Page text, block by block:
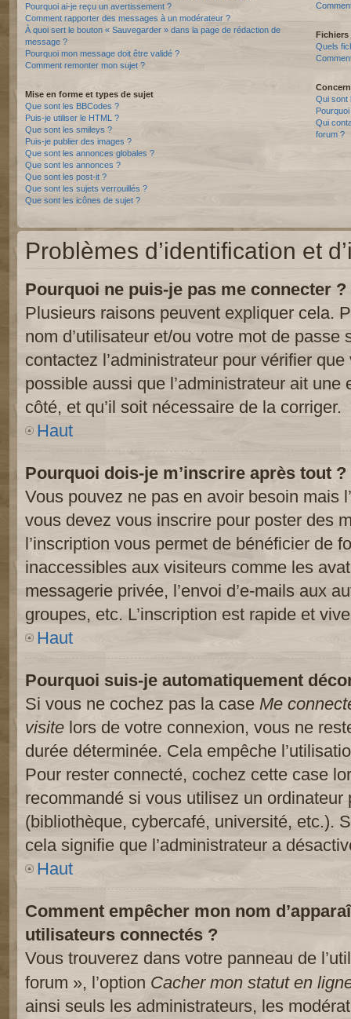
Pourquoi ai-je reçu un avertissement ?
Comment rapporter des messages à un modérateur ?
À quoi sert le bouton « Sauvegarder » dans la page de rédaction de
message ?
Pourquoi mon message doit être validé ?
Comment remonter mon sujet ?
Mise en forme et types de sujet
Que sont les BBCodes ?
Puis-je utiliser le HTML ?
Que sont les smileys ?
Puis-je publier des images ?
Que sont les annonces globales ?
Que sont les annonces ?
Que sont les post-it ?
Que sont les sujets verrouillés ?
Que sont les icônes de sujet ?
Quels
Qui sont
Qui
forum ?
Problèmes d’identification et
Pourquoi ne puis-je pas me connecter ?
Plusieurs raisons peuvent expliquer cela.
nom d’utilisateur et/ou votre mot de passe
contactez l’administrateur pour vérifier
possible aussi que l’administrateur ait
côté, et qu’il soit nécessaire de la corriger.
Haut
Pourquoi dois-je m’inscrire après tout ?
Vous pouvez ne pas en avoir besoin mais
vous devez vous inscrire pour poster des
l’inscription vous permet de bénéficier de
inaccessibles aux visiteurs comme les
messagerie privée, l’envoi d’e-mails aux
groupes, etc. L’inscription est rapide et
Haut
Pourquoi suis-je automatiquement
Si vous ne cochez pas la case Me
visite lors de votre connexion, vous ne
durée déterminée. Cela empêche
Pour rester connecté, cochez cette case
recommandé si vous utilisez un
(bibliothèque, cybercafé, université, etc.).
cela signifie que l’administrateur a
Haut
Comment empêcher mon nom
utilisateurs connectés ?
Vous trouverez dans votre panneau de
forum », l’option Cacher mon statut en
ainsi seuls les administrateurs, les